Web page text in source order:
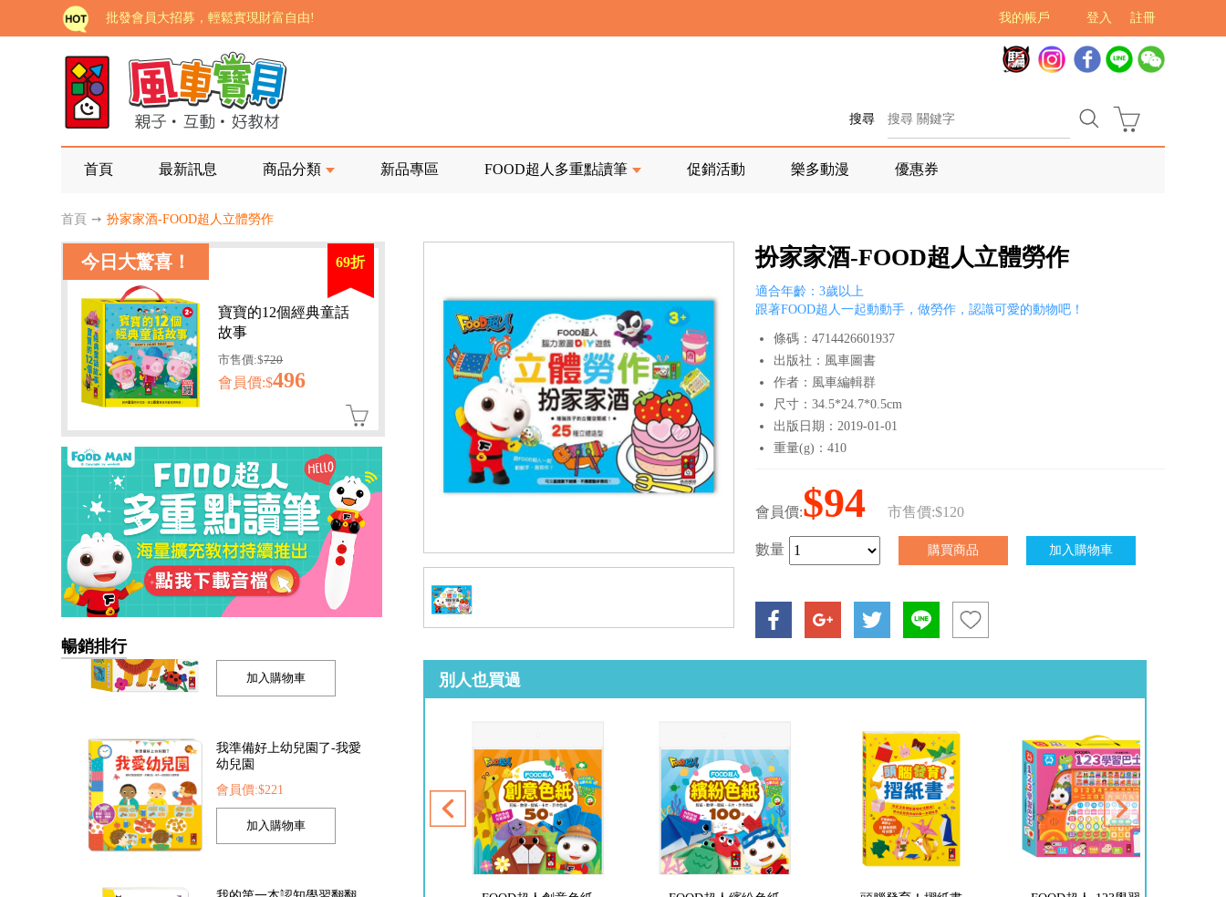
註冊
登入
我的帳戶
批發會員大招募，輕鬆實現財富自由!
如需更改或重開發票 需在訂單成立三天內通知客服 寄回發票需附上回郵郵票
老師您好!!幼教會員火熱招募中~
海外購物免煩惱！點我查看『海外購物流程說明』
家長樂了!「風車書版集團暨FOOD超人企業總部」目前正興建中!
老師您好!!幼教會員火熱招募中~
海外購物免煩惱！點我查看『海外購物流程說明』
搜尋
首頁 最新訊息 商品分類 新品專區 FOOD超人多重點讀筆 促銷活動 樂多動漫 優惠券
首頁 ➙ 扮家家酒-FOOD超人立體勞作
今日大驚喜！ 69折
寶寶的12個經典童話
故事
市售價:$720
會員價:$496
暢銷排行
我準備好上幼兒園了-我愛
幼兒園
我的第一本認知學習翻翻
書-我長大了
扮家家酒-FOOD超人立體勞作
適合年齡：3歲以上
跟著FOOD超人一起動動手，做勞作，認識可愛的動物吧！
條碼：4714426601937
出版社：風車圖書
作者：風車編輯群
尺寸：34.5*24.7*0.5cm
出版日期：2019-01-01
重量(g)：410
會員價:$94 市售價:$120
數量
別人也買過